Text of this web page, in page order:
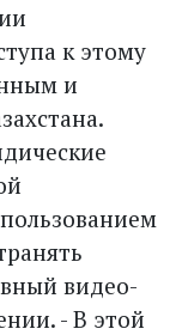
к этому
и
видео­
- В этой